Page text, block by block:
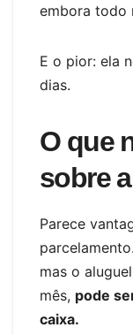
embora todo
E o pior: ela
dias.
O que
sobre
Parece
mas o
mês, pode
caixa.